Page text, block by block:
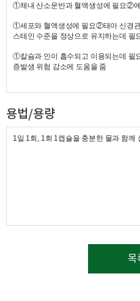
비타민B1염산염
비타민B6염산염
①체내 산소운반과 혈액생성에 필요②
①세포와 혈액생성에 필요②태아 신경
스테인 수준을 정상으로 유지하는데 필
①칼슘과 인이 흡수되고 이용되는데
증발생 위험 감소에 도움을 줌
용법/용량
1일 1회, 1회 1캡슐을 충분한 물과 함께
목